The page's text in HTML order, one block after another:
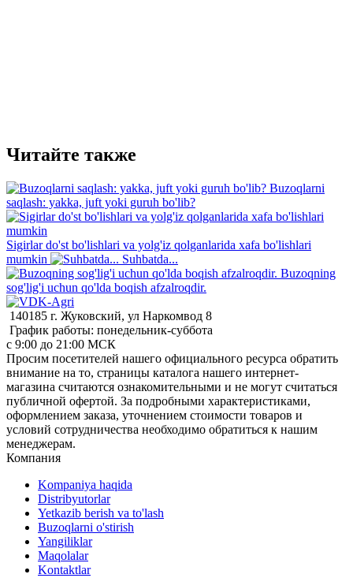
Читайте также
Buzoqlarni
saqlash: yakka, juft yoki guruh bo'lib?
Sigirlar do'st bo'lishlari va yolg'iz qolganlarida xafa bo'lishlari
mumkin
Suhbatda...
Buzoqning
sog'lig'i uchun qo'lda boqish afzalroqdir.
140185 г. Жуковский, ул Наркомвод 8
График работы: понедельник-суббота
с 9:00 до 21:00 МСК
Просим посетителей нашего официального ресурса обратить
внимание на то, страницы каталога нашего интернет-
магазина считаются ознакомительными и не могут считаться
публичной офертой. За подробными характеристиками,
оформлением заказа, уточнением стоимости товаров и
условий сотрудничества необходимо обратиться к нашим
менеджерам.
Компания
Kompaniya haqida
Distribyutorlar
Yetkazib berish va to'lash
Buzoqlarni o'stirish
Yangiliklar
Maqolalar
Kontaktlar